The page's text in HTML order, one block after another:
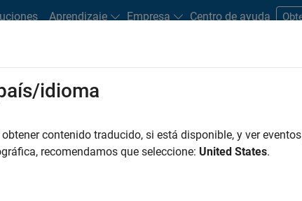
Aprendizaje Empresa Centro de ayuda
Support
Search Hardware Support
idioma
contenido traducido, si está disponible, y ver
recomendamos que seleccione: United States.